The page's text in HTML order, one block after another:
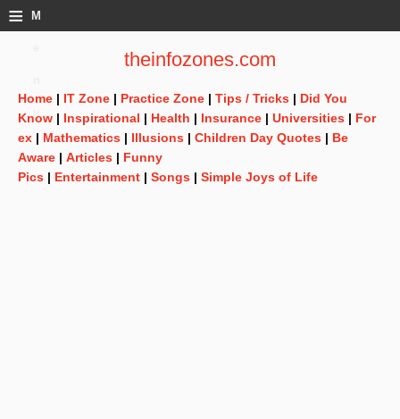
≡ M
theinfozones.com
Home | IT Zone | Practice Zone | Tips / Tricks | Did You
Know | Inspirational | Health | Insurance | Universities | For
ex | Mathematics | Illusions | Children Day Quotes | Be
Aware | Articles | Funny
Pics | Entertainment | Songs | Simple Joys of Life